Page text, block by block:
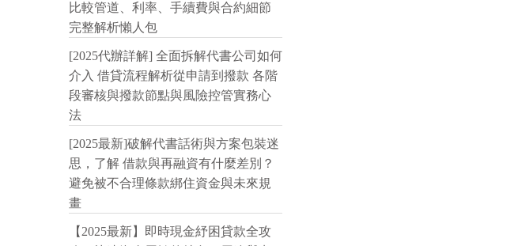
比較管道、利率、手續費與合約細節
完整解析懶人包
[2025代辦詳解] 全面拆解代書公司如何
介入 借貸流程解析從申請到撥款 各階
段審核與撥款節點與風險控管實務心
法
[2025最新]破解代書話術與方案包裝迷
思，了解 借款與再融資有什麼差別？
避免被不合理條款綁住資金與未來規
畫
【2025最新】即時現金紓困貸款全攻